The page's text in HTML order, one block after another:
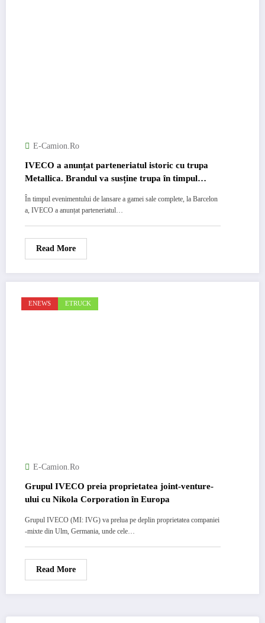
E-Camion.ro
IVECO a anunțat parteneriatul istoric cu trupa
Metallica. Brandul va susține trupa în timpul
În timpul evenimentului de lansare a gamei sale complete, la Barcelon
a, IVECO a anunțat parteneriatul…
Read More
ENEWS ETRUCK
E-Camion.ro
Grupul IVECO preia proprietatea joint-venture-
ului cu Nikola Corporation în Europa
Grupul IVECO (MI: IVG) va prelua pe deplin proprietatea companiei
-mixte din Ulm, Germania, unde cele…
Read More